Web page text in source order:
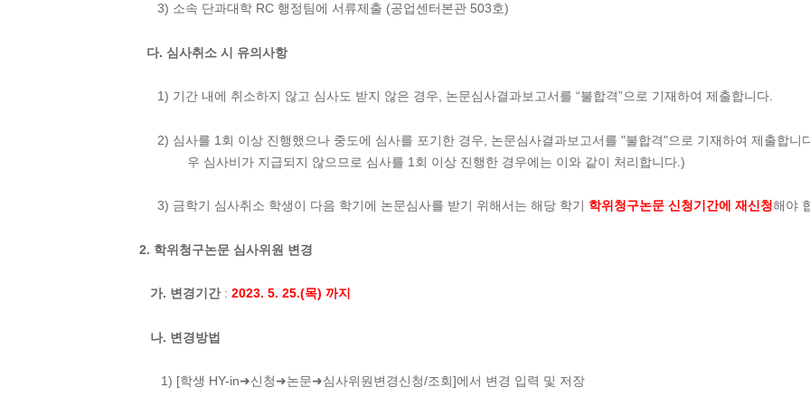
3) 소속 단과대학 RC 행정팀에 서류제출 (공업센터본관 503호)
다. 심사취소 시 유의사항
1) 기간 내에 취소하지 않고 심사도 받지 않은 경우, 논문심사결과보고서를 “불합격”으로 기재하여 제출합니다.
2) 심사를 1회 이상 진행했으나 중도에 심사를 포기한 경우, 논문심사결과보고서를 "불합격"으로 기재하여 제출합니
우 심사비가 지급되지 않으므로 심사를 1회 이상 진행한 경우에는 이와 같이 처리합니다.)
3) 금학기 심사취소 학생이 다음 학기에 논문심사를 받기 위해서는 해당 학기 학위청구논문 신청기간에 재신청해야
2. 학위청구논문 심사위원 변경
가. 변경기간: 2023. 5. 25.(목) 까지
나. 변경방법
1) [학생 HY-in➜신청➜논문➜심사위원변경신청/조회]에서 변경 입력 및 저장